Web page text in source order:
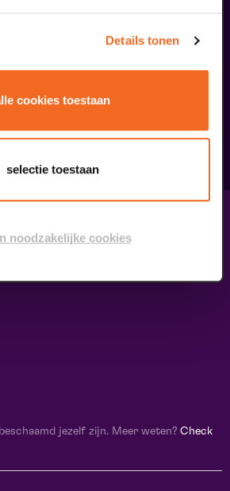
Details tonen
cookies toestaan
selectie toestaan
noodzakelijke cookies
jezelf zijn. Meer weten? Check